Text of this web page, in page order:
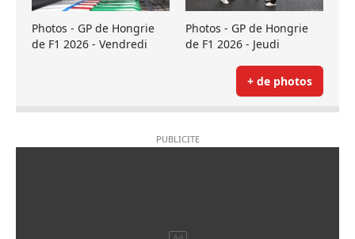
Photos - GP de Hongrie
de F1 2026 - Vendredi
Photos - GP de Hongrie
de F1 2026 - Jeudi
+ de photos